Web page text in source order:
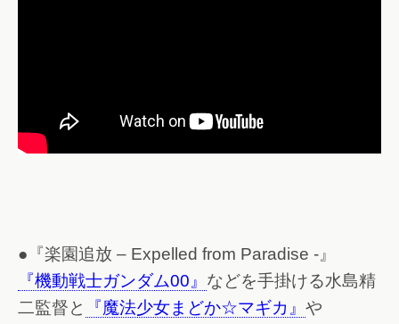
●『楽園追放 – Expelled from Paradise -』
『機動戦士ガンダム00』 などを手掛ける水島精
二監督と
『魔法少女まどか☆マギカ』 や